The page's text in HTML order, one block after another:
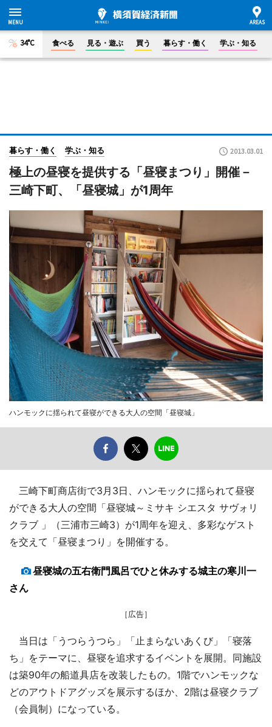
34°C 食べる 見る・遊ぶ 買う 暮らす・働く 学ぶ・知る
暮らす・働く 学ぶ・知る 2013.03.01
極上の昼寝を提供する「昼寝まつり」開催－
三崎下町、「昼寝城」が1周年
ハンモックに揺られて昼寝ができる大人の空間「昼寝城」
三崎下町商店街で3月3日、ハンモックに揺られて昼寝
ができる大人の空間「昼寝城～ミサキ シエスタ サヴォリ
クラブ 」（三浦市三崎3）が1周年を迎え、多彩なゲスト
を交えて「昼寝まつり」を開催する。
昼寝城の五右衛門風呂でひと休みする城主の寒川一
さん
［広告］
当日は「うつらうつら」「止まらないあくび」「寝落
ち」をテーマに、昼寝を追求するイベントを展開。同施設
は築90年の船道具店を改装したもの。1階でハンモックな
どのアウトドアグッズを展示するほか、2階は昼寝クラブ
（会員制）になっている。